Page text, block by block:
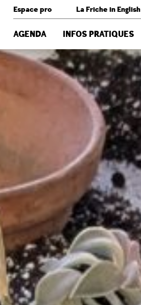
Espace pro La Friche in English
AGENDA INFOS PRATIQUES